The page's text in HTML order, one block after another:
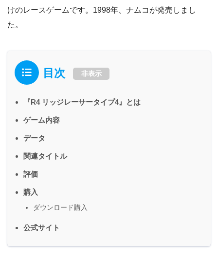
けのレースゲームです。1998年、ナムコが発売しまし
た。
目次 非表示
『R4 リッジレーサータイプ4』とは
ゲーム内容
データ
関連タイトル
評価
購入
ダウンロード購入
公式サイト